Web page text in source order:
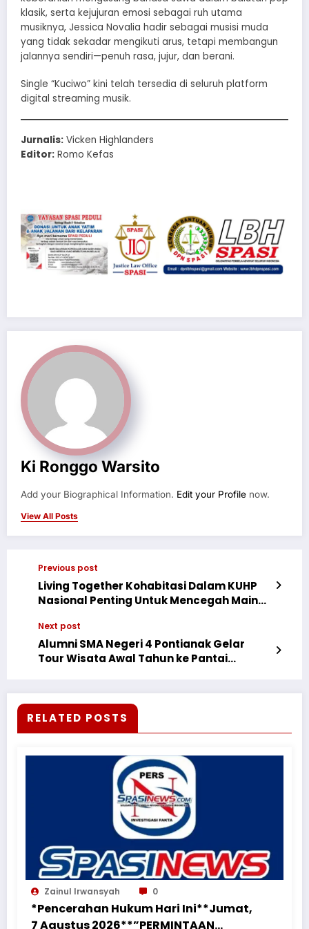
klasik, serta kejujuran emosi sebagai ruh utama
musiknya, Jessica Novalia hadir sebagai musisi muda
yang tidak sekadar mengikuti arus, tetapi membangun
jalannya sendiri—penuh rasa, jujur, dan berani.
Single “Kuciwo” kini telah tersedia di seluruh platform
digital streaming musik.
Jurnalis: Vicken Highlanders
Editor: Romo Kefas
Ki Ronggo Warsito
Add your Biographical Information. Edit your Profile now.
View All Posts
Previous post
Living Together Kohabitasi Dalam KUHP
Nasional Penting Untuk Mencegah Main
Hukum
Next post
Alumni SMA Negeri 4 Pontianak Gelar
Tour Wisata Awal Tahun ke Pantai
RELATED POSTS
Zainul Irwansyah 0
*Pencerahan Hukum Hari Ini**Jumat,
7 Agustus 2026**”PERMINTAAN